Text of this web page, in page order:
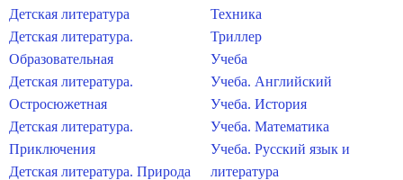
Детская литература
Детская литература.
Образовательная
Детская литература.
Остросюжетная
Детская литература.
Приключения
Детская литература. Природа
Техника
Триллер
Учеба
Учеба. Английский
Учеба. История
Учеба. Математика
Учеба. Русский язык и
литература